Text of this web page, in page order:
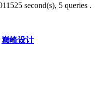
second(s), 5 queries .
巅峰设计